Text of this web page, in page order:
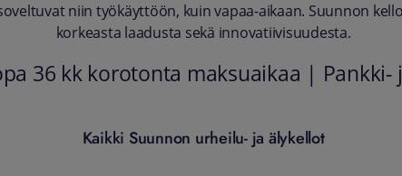
niin työkäyttöön, kuin vapaa-aikaan. Suunnon
korkeasta laadusta sekä innovatiivisuudesta.
36 kk korotonta maksuaikaa |
Kaikki Suunnon urheilu- ja älykellot